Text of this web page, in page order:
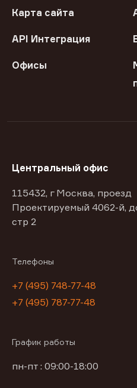
Карта сайта
API Интеграция
Офисы
Центральный офис
115432, г Москва, проезд
Проектируемый 4062-й,
стр 2
Телефоны
+7 (495) 748-77-48
+7 (495) 787-77-48
График работы
пн-пт : 09:00-18:00